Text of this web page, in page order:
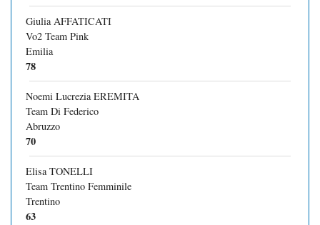
Giulia AFFATICATI
Vo2 Team Pink
Emilia
78
Noemi Lucrezia EREMITA
Team Di Federico
Abruzzo
70
Elisa TONELLI
Team Trentino Femminile
Trentino
63